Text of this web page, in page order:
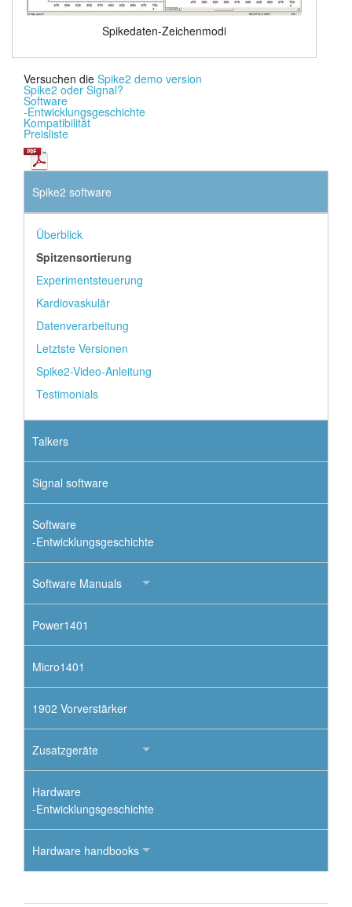
Spikedaten-Zeichenmodi
Versuchen die Spike2 demo version
Spike2 oder Signal?
Software
-Entwicklungsgeschichte
Kompatibilität
Preisliste
Spike2 software
Überblick
Spitzensortierung
Experimentsteuerung
Kardiovaskulär
Datenverarbeitung
Letztste Versionen
Spike2-Video-Anleitung
Testimonials
Talkers
Signal software
Software
-Entwicklungsgeschichte
Software Manuals
Power1401
Micro1401
1902 Vorverstärker
Zusatzgeräte
Hardware
-Entwicklungsgeschichte
Hardware handbooks